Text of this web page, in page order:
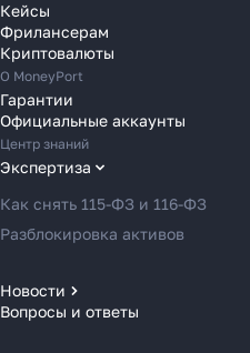
Переводы в Францию
Переводы в Хорватию
Переводы в Черногорию
Переводы в Чехию
Переводы в Швейцарию
Переводы в Эстонию
Переводы в Азербайджан
Переводы в Армению
Переводы в Турцию
Переводы в Индию
Кейсы
Фрилансерам
Криптовалюты
О MoneyPort
Гарантии
Официальные аккаунты
Центр знаний
Экспертиза
Как снять 115-ФЗ и 116-ФЗ
Разблокировка активов
Новости
Новости MoneyPort
Вопросы и ответы